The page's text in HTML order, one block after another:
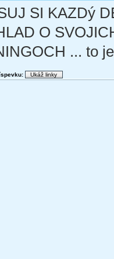
SI KAZDý
O
... to